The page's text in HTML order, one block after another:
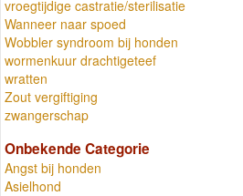
vroegtijdige castratie/sterilisatie
Wanneer naar spoed
Wobbler syndroom bij honden
wormenkuur drachtigeteef
wratten
Zout vergiftiging
zwangerschap
Onbekende Categorie
Angst bij honden
Asielhond